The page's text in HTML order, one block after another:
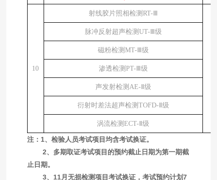
10
射线胶片照相检测 RT-Ⅲ
脉冲反射超声检测 UT-Ⅲ级
磁粉检测 MT-Ⅲ级
渗透检测 PT-Ⅲ级
声发射检测 AE-Ⅱ级
衍射时差法超声检测 TOFD-Ⅱ级
涡流检测ECT-Ⅱ级
注： 1、检验人员考试项目均含考试换证。
2、多期取证考试项目的预约截止日期为第一期截
止日期。
3、11月无损检测项目考试换证，考试预约计划7